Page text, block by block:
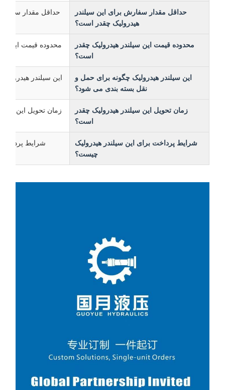
حداقل مقدار سفارش برای این سیلندر
هیدرولیک چقدر است؟
محدوده قیمت این سیلندر هیدرولیک چقدر
است؟
این سیلندر هیدرولیک چگونه برای حمل و
نقل بسته بندی می شود؟
این سیلندر هیدرولیک در
زمان تحویل این سیلندر هیدرولیک چقدر
است؟
زمان تحویل این سیلندر هیدرولیک 31
شرایط پرداخت برای این سیلندر هیدرولیک
چیست؟
شرایط پرداخت